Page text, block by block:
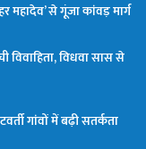
महादेव’ से गूंजा कांवड़ मार्ग
विधवा सास से
गांवों में बढ़ी सतर्कता